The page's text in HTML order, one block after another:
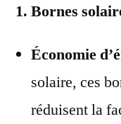
1. Bornes
Économie
solaire, ces
réduisent la